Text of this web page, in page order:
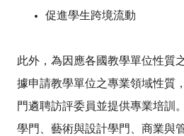
促進學生跨境流動
此外，為因應各國教學單位性質
據申請教學單位之專業領域性質
門遴聘訪評委員並提供專業培訓
學門、藝術與設計學門、商業與